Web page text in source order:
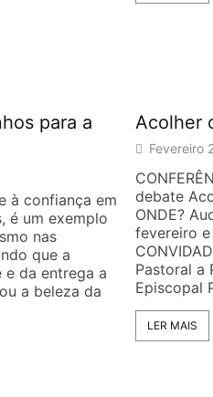
para a
à confiança em
é um exemplo
nas
que a
da entrega a
a beleza da
Acolher
Fevereiro
debate
ONDE?
fevereiro e
Pastoral a
Episcopal
LER MAIS